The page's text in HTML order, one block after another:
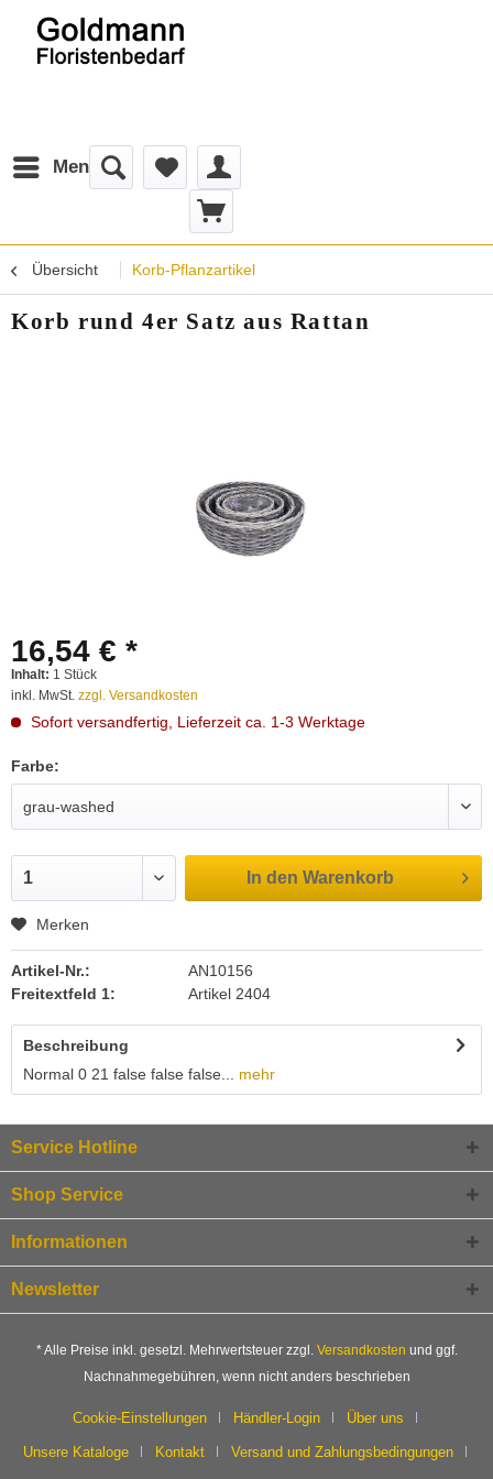
Menü
Übersicht Korb-Pflanzartikel
Korb rund 4er Satz aus Rattan
16,54 € *
Inhalt: 1 Stück
inkl. MwSt. zzgl. Versandkosten
Sofort versandfertig, Lieferzeit ca. 1-3 Werktage
Farbe:
In den Warenkorb
Merken
Artikel-Nr.:
AN10156
Freitextfeld 1:
Artikel 2404
Beschreibung
Normal 0 21 false false false...
mehr
Service Hotline
Shop Service
Informationen
Newsletter
* Alle Preise inkl. gesetzl. Mehrwertsteuer zzgl. Versandkosten und ggf.
Nachnahmegebühren, wenn nicht anders beschrieben
Cookie-Einstellungen Händler-Login Über uns
Unsere Kataloge Kontakt Versand und Zahlungsbedingungen